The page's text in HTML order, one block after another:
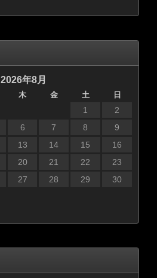
2026年8月
木 金 土 日
1
2
6 7 8
9
13 14 15
16
20 21 22
23
27 28 29
30